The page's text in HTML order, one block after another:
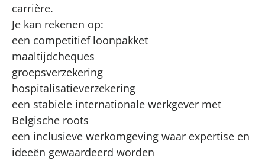
carrière.
Je kan rekenen op:
een competitief loonpakket
maaltijdcheques
groepsverzekering
hospitalisatieverzekering
een stabiele internationale werkgever met
Belgische roots
een inclusieve werkomgeving waar expertise en
ideeën gewaardeerd worden